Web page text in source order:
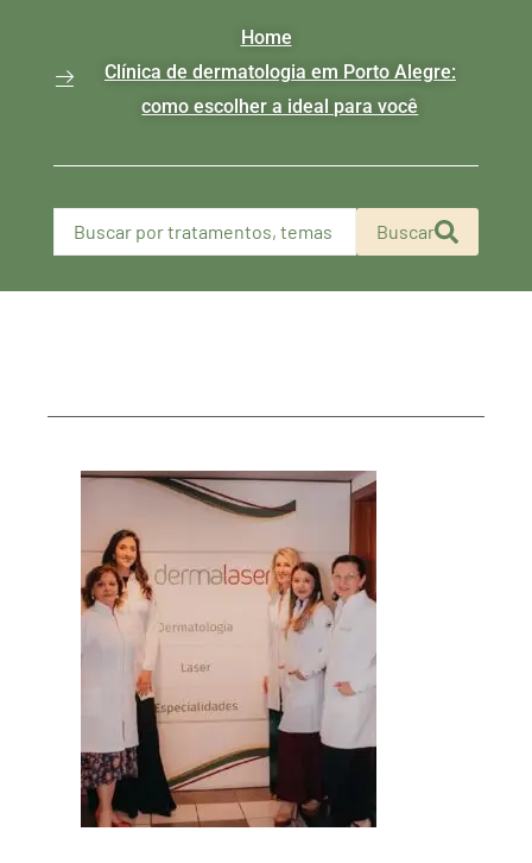
Home
Clínica de dermatologia em Porto Alegre:
como escolher a ideal para você
Buscar